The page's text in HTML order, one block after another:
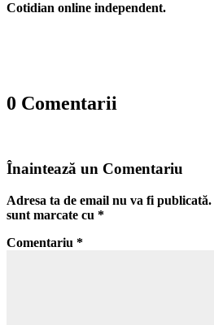
Cotidian online independent.
0 Comentarii
Înaintează un Comentariu
Adresa ta de email nu va fi publicată.
sunt marcate cu *
Comentariu *